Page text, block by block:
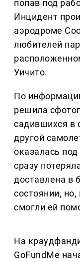
попав под
Инцидент
аэродроме
любителей
Уичито.
По
решила
садившихся в
другой
оказалась
сразу
доставлена в
состоянии,
смогли ей
На
GoFundMe